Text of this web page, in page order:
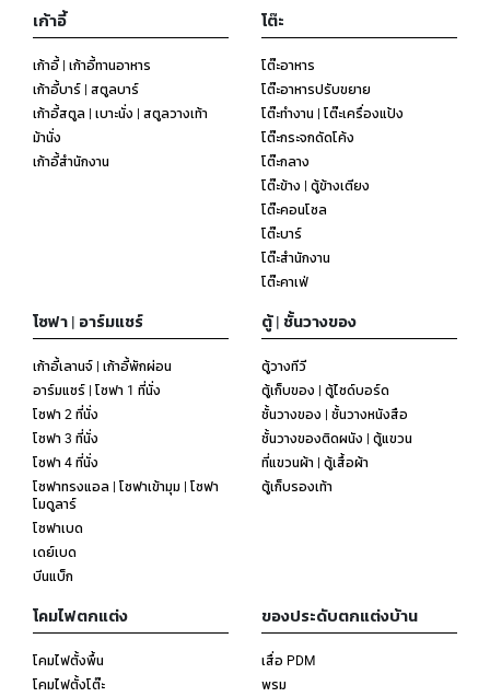
เก้าอี้
เก้าอี้ | เก้าอี้ทานอาหาร
เก้าอี้บาร์ | สตูลบาร์
เก้าอี้สตูล | เบาะนั่ง | สตูลวางเท้า
ม้านั่ง
เก้าอี้สำนักงาน
โต๊ะ
โต๊ะอาหาร
โต๊ะอาหารปรับขยาย
โต๊ะทำงาน | โต๊ะเครื่องแป้ง
โต๊ะกระจกดัดโค้ง
โต๊ะกลาง
โต๊ะข้าง | ตู้ข้างเตียง
โต๊ะคอนโซล
โต๊ะบาร์
โต๊ะสำนักงาน
โต๊ะคาเฟ่
โซฟา | อาร์มแชร์
เก้าอี้เลานจ์ | เก้าอี้พักผ่อน
อาร์มแชร์ | โซฟา 1 ที่นั่ง
โซฟา 2 ที่นั่ง
โซฟา 3 ที่นั่ง
โซฟา 4 ที่นั่ง
โซฟาทรงแอล | โซฟาเข้ามุม | โซฟา
โมดูลาร์
โซฟาเบด
เดย์เบด
บีนแบ็ก
ตู้ | ชั้นวางของ
ตู้วางทีวี
ตู้เก็บของ | ตู้ไซด์บอร์ด
ชั้นวางของ | ชั้นวางหนังสือ
ชั้นวางของติดผนัง | ตู้แขวน
ที่แขวนผ้า | ตู้เสื้อผ้า
ตู้เก็บรองเท้า
โคมไฟตกแต่ง
โคมไฟตั้งพื้น
โคมไฟตั้งโต๊ะ
ของประดับตกแต่งบ้าน
เสื่อ PDM
พรม